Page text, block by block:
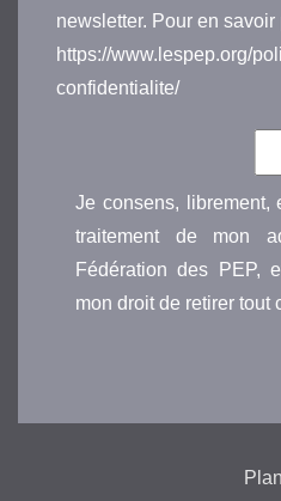
newsletter. Pour en savoir
https://www.lespep.org/
confidentialite/
Je consens, librement,
traitement de mon
Fédération des PEP,
mon droit de retirer tout